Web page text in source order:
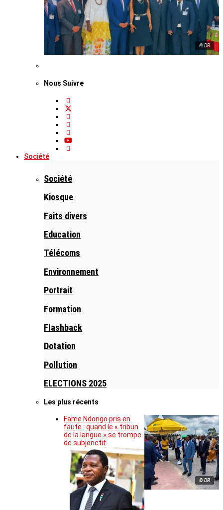
© DR
Nous Suivre
Société
Société
Kiosque
Faits divers
Education
Télécoms
Environnement
Portrait
Formation
Flashback
Dotation
Pollution
ELECTIONS 2025
Les plus récents
© DR
Fame Ndongo pris en
faute : quand le « tribun
de la langue » se trompe
de subjonctif